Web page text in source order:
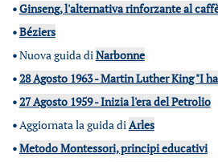
•Ginseng, l'alternativa rinforzante al
•Béziers
•Nuova guida diNarbonne
•28 Agosto 1963 - Martin Luther King "I
•27 Agosto 1959 - Inizia l'era del Petrolio
•Aggiornata la guida diArles
•Metodo Montessori, principi educativi